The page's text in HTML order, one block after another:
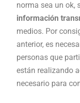
norma sea un ok,
información
medios. Por
anterior, es
personas que
están realizando
necesario para